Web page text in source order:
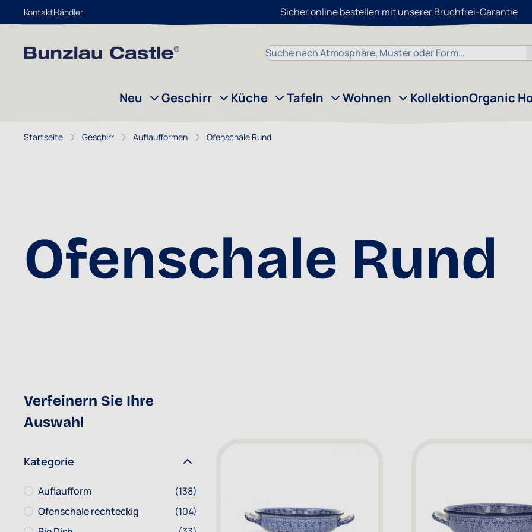
KontaktHändler Sicher online bestellen mit unserer Bruchfrei-Garantie
Suche
Neu Geschirr Küche Tafeln Wohnen KollektionOrganic
Startseite Geschirr Auflaufformen Ofenschale Rund
Ofenschale Rund
Verfeinern Sie Ihre
Auswahl
Kategorie
Auflaufform
Auflaufform (138)
Ofenschale rechteckig
Ofenschale rechteckig (104)